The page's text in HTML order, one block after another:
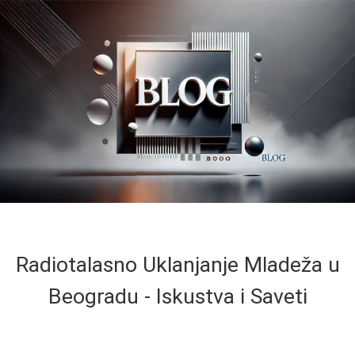
Radiotalasno Uklanjanje Mladeža u
Beogradu - Iskustva i Saveti